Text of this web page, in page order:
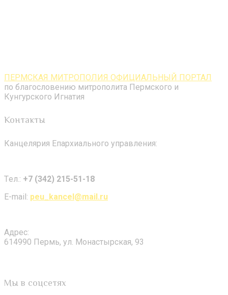
ПЕРМСКАЯ МИТРОПОЛИЯ ОФИЦИАЛЬНЫЙ ПОРТАЛ
по благословению митрополита Пермского и
Кунгурского Игнатия
Контакты
Канцелярия Епархиального управления:
Tел.: +7 (342) 215-51-18
E-mail: peu_kancel@mail.ru
Адрес:
614990 Пермь, ул. Монастырская, 93
Мы в соцсетях